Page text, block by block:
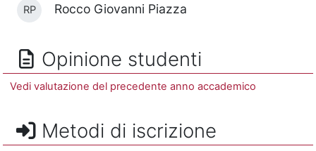
RP Rocco Giovanni Piazza
Opinione studenti
Vedi valutazione del precedente anno accademico
Metodi di iscrizione